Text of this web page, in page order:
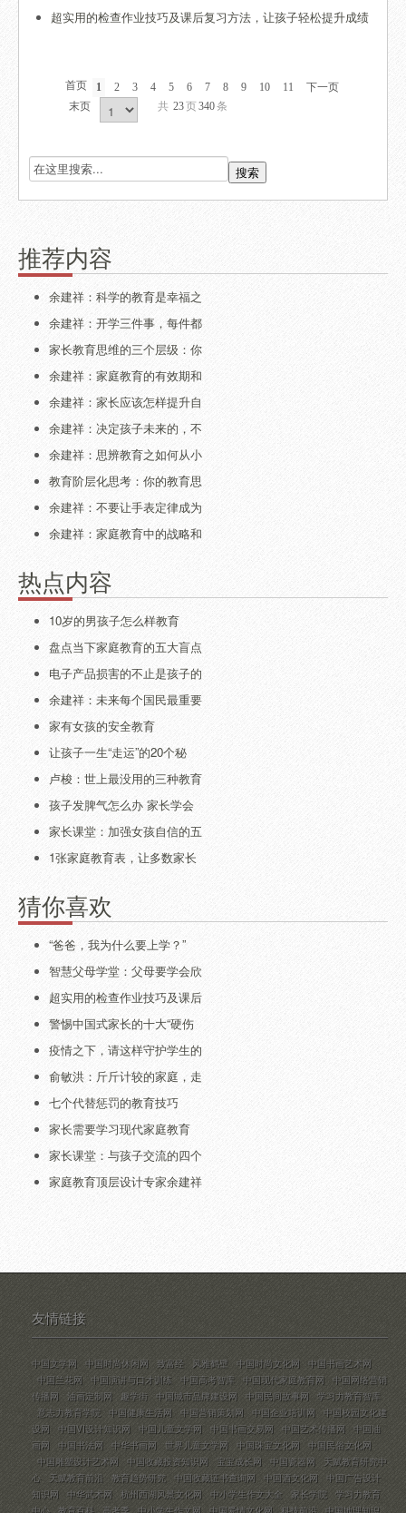
超实用的检查作业技巧及课后复习方法，让孩子轻松提升成绩
首页 1 2 3 4 5 6 7 8 9 10 11
下一页
末页
共 23页340条
推荐内容
余建祥：科学的教育是幸福之
余建祥：开学三件事，每件都
家长教育思维的三个层级：你
余建祥：家庭教育的有效期和
余建祥：家长应该怎样提升自
余建祥：决定孩子未来的，不
余建祥：思辨教育之如何从小
教育阶层化思考：你的教育思
余建祥：不要让手表定律成为
余建祥：家庭教育中的战略和
热点内容
10岁的男孩子怎么样教育
盘点当下家庭教育的五大盲点
电子产品损害的不止是孩子的
余建祥：未来每个国民最重要
家有女孩的安全教育
让孩子一生“走运”的20个秘
卢梭：世上最没用的三种教育
孩子发脾气怎么办 家长学会
家长课堂：加强女孩自信的五
1张家庭教育表，让多数家长
猜你喜欢
“爸爸，我为什么要上学？”
智慧父母学堂：父母要学会欣
超实用的检查作业技巧及课后
警惕中国式家长的十大“硬伤
疫情之下，请这样守护学生的
俞敏洪：斤斤计较的家庭，走
七个代替惩罚的教育技巧
家长需要学习现代家庭教育
家长课堂：与孩子交流的四个
家庭教育顶层设计专家余建祥
友情链接
中国文学网 中国时尚休闲网 致富经 风雅鹤壁 中国时尚文化网
中国书画艺术网
中国兰花网
中国演讲与口才训练 中国高考智库 中国现代家庭教育网
中国网络营销
传播网
油画定制网 趣学街 中国城市品牌建设网 中国民间故事网
学习力教育智库
意志力教育学院
中国健康生活网 中国营销策划网 中国企业培训网
中国校园文化建
设网
中国VI设计知识网 中国儿童文学网 中国书画交易网 中国艺术传播网
中国油
画网
中国书法网 中华书画网 世界儿童文学网 中国珠宝文化网
中国民俗文化网
中国雕塑设计艺术网
中国收藏投资知识网 宝宝成长网 中国瓷器网
天赋教育研究中
心
天赋教育前沿 教育趋势研究 中国收藏证书查询网 中国酒文化网
中国广告设计
知识网
中华武术网 杭州西湖风景文化网 中小学生作文大全 家长学院
学习力教育
中心
教育百科 高考季 中小学生作文网 中国爱情文化网 科技前沿 中国地理知识